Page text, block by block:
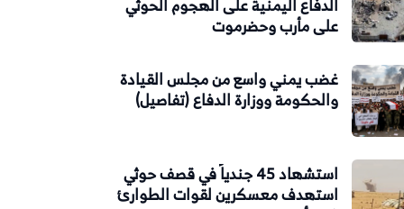
الدفاع اليمنية على الهجوم الحوثي
على مأرب وحضرموت
غضب يمني واسع من مجلس القيادة
والحكومة ووزارة الدفاع (تفاصيل)
استشهاد 45 جندياً في قصف حوثي
استهدف معسكرين لقوات الطوارئ